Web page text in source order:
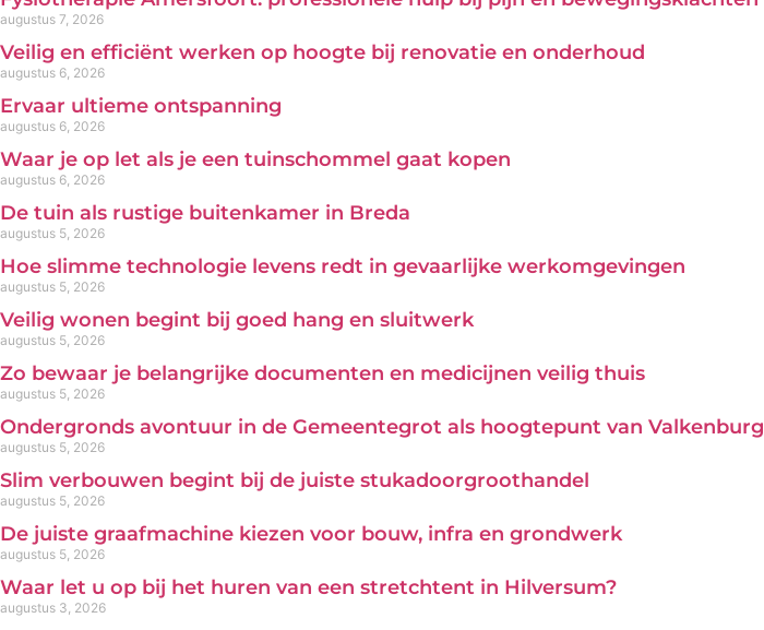
augustus 7, 2026
Veilig en efficiënt werken op hoogte bij renovatie en onderhoud
augustus 6, 2026
Ervaar ultieme ontspanning
augustus 6, 2026
Waar je op let als je een tuinschommel gaat kopen
augustus 6, 2026
De tuin als rustige buitenkamer in Breda
augustus 5, 2026
Hoe slimme technologie levens redt in gevaarlijke werkomgevingen
augustus 5, 2026
Veilig wonen begint bij goed hang en sluitwerk
augustus 5, 2026
Zo bewaar je belangrijke documenten en medicijnen veilig thuis
augustus 5, 2026
Ondergronds avontuur in de Gemeentegrot als hoogtepunt van Valkenburg
augustus 5, 2026
Slim verbouwen begint bij de juiste stukadoorgroothandel
augustus 5, 2026
De juiste graafmachine kiezen voor bouw, infra en grondwerk
augustus 5, 2026
Waar let u op bij het huren van een stretchtent in Hilversum?
augustus 3, 2026